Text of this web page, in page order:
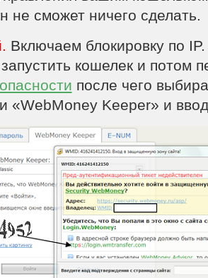
не сможет ничего сделать.
Включаем блокировку по
кошелек и потом
после чего
«WebMoney Keeper» и